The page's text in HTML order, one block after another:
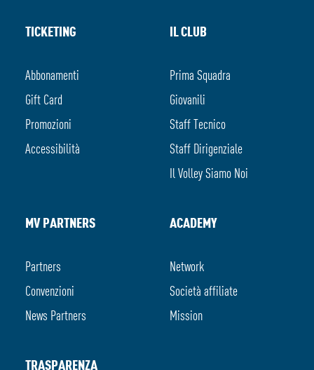
TICKETING
Abbonamenti
Gift Card
Promozioni
Accessibilità
IL CLUB
Prima Squadra
Giovanili
Staff Tecnico
Staff Dirigenziale
Il Volley Siamo Noi
MV PARTNERS
Partners
Convenzioni
News Partners
ACADEMY
Network
Società affiliate
Mission
TRASPARENZA